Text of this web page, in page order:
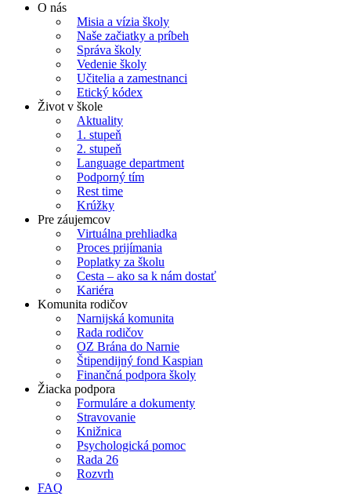
obsah
O nás
Misia a vízia školy
Naše začiatky a príbeh
Správa školy
Vedenie školy
Učitelia a zamestnanci
Etický kódex
Život v škole
Aktuality
1. stupeň
2. stupeň
Language department
Podporný tím
Rest time
Krúžky
Pre záujemcov
Virtuálna prehliadka
Proces prijímania
Poplatky za školu
Cesta – ako sa k nám dostať
Kariéra
Komunita rodičov
Narnijská komunita
Rada rodičov
OZ Brána do Narnie
Štipendijný fond Kaspian
Finančná podpora školy
Žiacka podpora
Formuláre a dokumenty
Stravovanie
Knižnica
Psychologická pomoc
Rada 26
Rozvrh
FAQ